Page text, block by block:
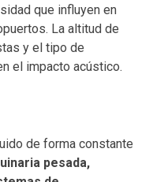
que influyen en
La altitud de
y el tipo de
el impacto acústico.
de forma constante
pesada,